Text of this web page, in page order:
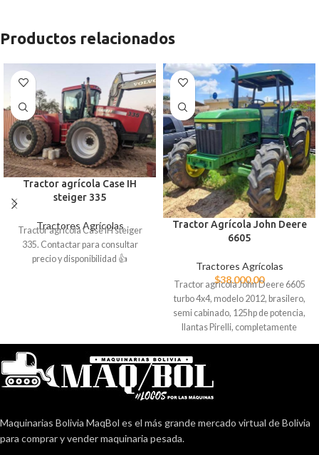
Productos relacionados
Tractor agrícola Case IH
steiger 335
Tractores Agrícolas
Tractor agrícola Case IH steiger
335. Contactar para consultar
precio y disponibilidad 👍
Tractor Agrícola John Deere
6605
Tractores Agrícolas
$38.000,00
Tractor agrícola John Deere 6605
turbo 4x4, modelo 2012, brasilero,
semi cabinado, 125hp de potencia,
llantas Pirelli, completamente
operativo con garantía.
Maquinarias Bolivia MaqBol es el más grande mercado virtual de Bolivia
para comprar y vender maquinaria pesada.